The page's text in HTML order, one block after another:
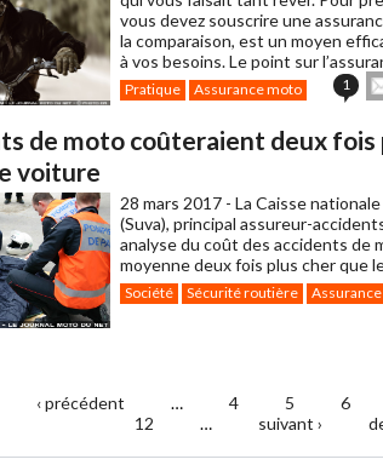
vous devez souscrire une
la comparaison, est un moyen
à vos besoins. Le point sur
Pratique Assurance moto 1
à
de moto coûteraient deux fois
voiture
28 mars 2017 - La Caisse
(Suva), principal assureur-
analyse du coût des accidents de
moyenne deux fois plus cher que
Société Sécurité routière
‹ précédent … 4 5 6
12
… suivant ›